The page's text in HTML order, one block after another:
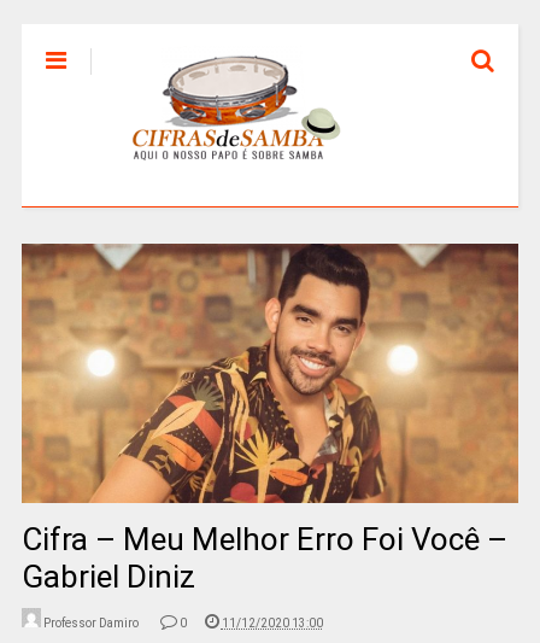
Cifra – Meu Melhor Erro Foi Você –
Gabriel Diniz
Professor Damiro 0 11/12/2020 13:00